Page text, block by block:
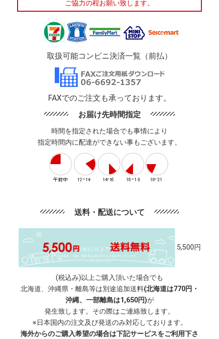
ご協力の程お願い致します。
取扱可能コンビニ決済一覧（前払）
FAXでのご注文も承っております。
お届け先時間指定
時間を指定された場合でも事情により
指定時間内に配達ができない事もございます。
送料・配送について
5,500円
(税込み)以上ご購入頂いた場合でも
北海道、沖縄県・離島等は別途追加送料(北海道は770円・
沖縄、一部離島は1,650円)が
発生致します。その際はご連絡致します。
※日本国内の注文及び発送のみ対応しております。
海外からのご購入希望の場合は下記サービスをご利用下さ